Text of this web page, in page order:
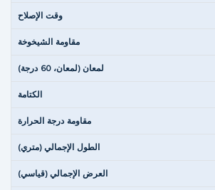
وقت الإصلاح
مقاومة الشيخوخة
لمعان (لمعان، 60 درجة)
الكتامة
مقاومة درجة الحرارة
الطول الإجمالي (متري)
العرض الإجمالي (قياسي)